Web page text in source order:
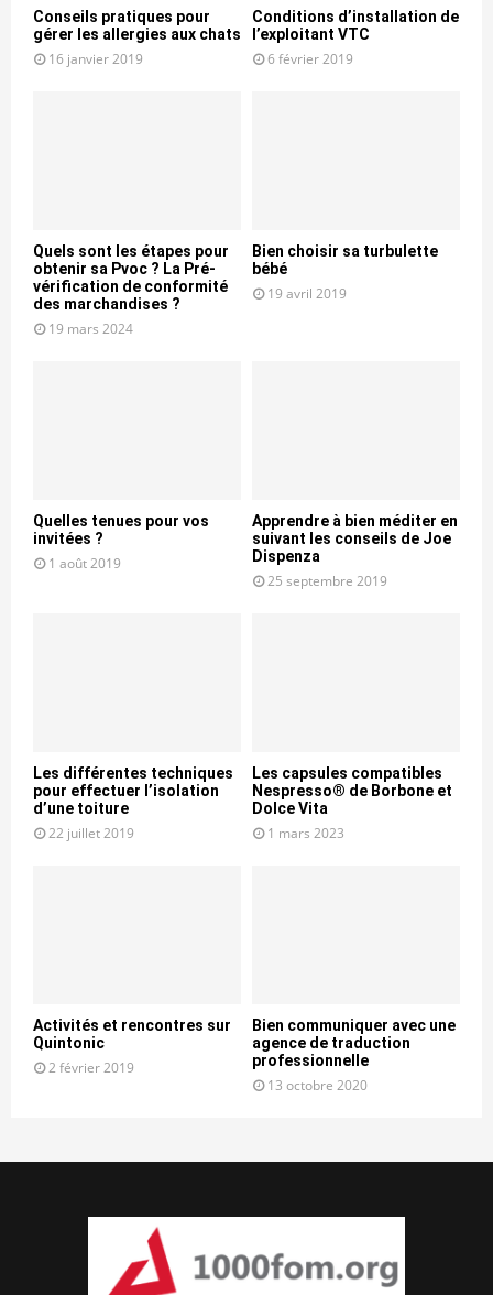
Conseils pratiques pour
gérer les allergies aux chats
16 janvier 2019
Conditions d’installation de
l’exploitant VTC
6 février 2019
Quels sont les étapes pour
obtenir sa Pvoc ? La Pré-
vérification de conformité
des marchandises ?
19 mars 2024
Bien choisir sa turbulette
bébé
19 avril 2019
Quelles tenues pour vos
invitées ?
1 août 2019
Apprendre à bien méditer en
suivant les conseils de Joe
Dispenza
25 septembre 2019
Les différentes techniques
pour effectuer l’isolation
d’une toiture
22 juillet 2019
Les capsules compatibles
Nespresso® de Borbone et
Dolce Vita
1 mars 2023
Activités et rencontres sur
Quintonic
2 février 2019
Bien communiquer avec une
agence de traduction
professionnelle
13 octobre 2020